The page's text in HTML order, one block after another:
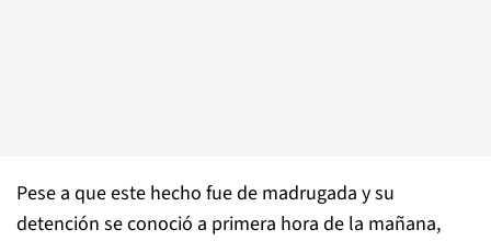
Pese a que este hecho fue de madrugada y su
detención se conoció a primera hora de la mañana,